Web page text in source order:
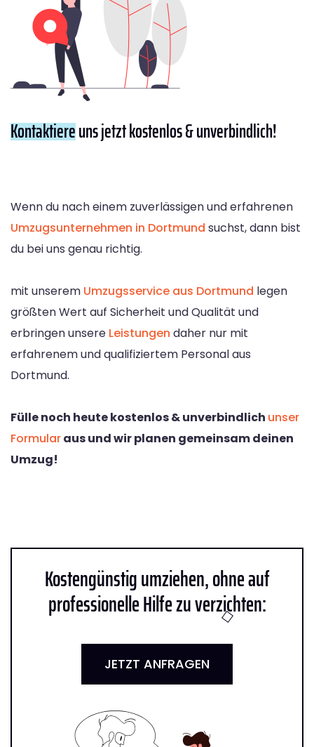
Kontaktiereuns jetzt kostenlos & unverbindlich!
Wenn du nach einem zuverlässigen und erfahrenen
Umzugsunternehmen in Dortmund suchst, dann bist
du bei uns genau richtig.
mit unserem Umzugsservice aus Dortmund legen
größten Wert auf Sicherheit und Qualität und
erbringen unsere Leistungen daher nur mit
erfahrenem und qualifiziertem Personal aus
Dortmund.
Fülle noch heute kostenlos & unverbindlich unser
Formularaus und wir planen gemeinsam deinen
Umzug!
Kostengünstig umziehen, ohne auf
professionelle Hilfe zu verzichten:
JETZT ANFRAGEN